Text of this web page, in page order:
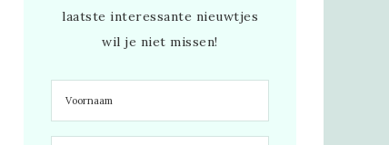
laatste interessante nieuwtjes
wil je niet missen!